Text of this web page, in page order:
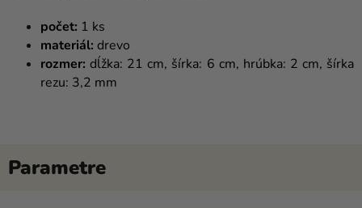
počet: 1 ks
materiál: drevo
rozmer: dĺžka: 21 cm, šírka: 6 cm, hrúbka: 2 cm, šírka
rezu: 3,2 mm